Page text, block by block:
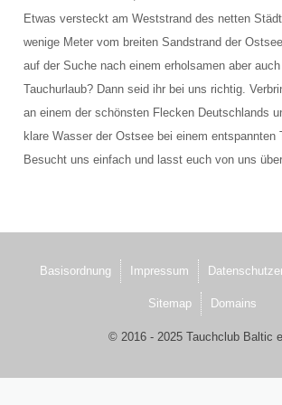
Schulungsraum für die Tauchausbildung
Das Team der Tauchbasis
AUSBILDUNG
Anfrage Tauchausbildung
Etwas versteckt am Weststrand des netten
wenige Meter vom breiten Sandstrand der
auf der Suche nach einem erholsamen aber
Tauchurlaub? Dann seid ihr bei uns richtig.
an einem der schönsten Flecken Deutschlands
klare Wasser der Ostsee bei einem entspannten
Besucht uns einfach und lasst euch von uns
Basisordnung Impressum
Sitemap Domains
© 2016 - 2025 Tauchclub Baltic